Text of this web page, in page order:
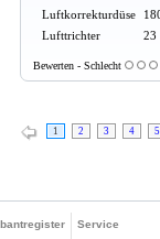
Luftkorrekturdüse
Lufttrichter
23
Bewerten - Schlecht
1 2 3 4 5
Service